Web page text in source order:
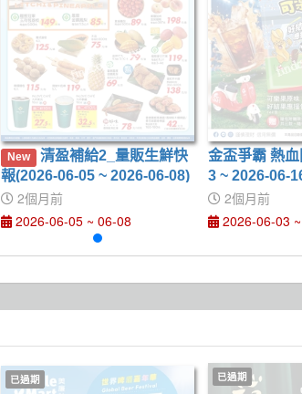
New
報(2026-06-05 ~ 2026-06-08)
2個月前
2026-06-05 ~ 06-08
金盃爭霸 熱
3 ~ 2026-06-
2個月前
2026-06-03
已過期 已過期